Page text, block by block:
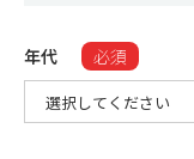
年代 必須